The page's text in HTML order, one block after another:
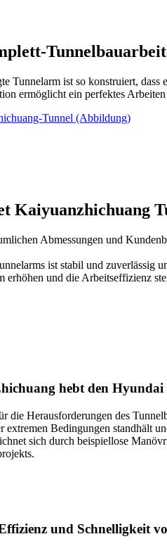
Tunnelarm ist so konstruiert,
ermöglicht ein perfektes
Kaiyuanzhichuang
Abmessungen und
ist stabil und zuverlässig
erhöhen und die Arbeitseffizienz
hebt den
die Herausforderungen des
extremen Bedingungen standhält
sich durch beispiellose
und Schnelligkeit